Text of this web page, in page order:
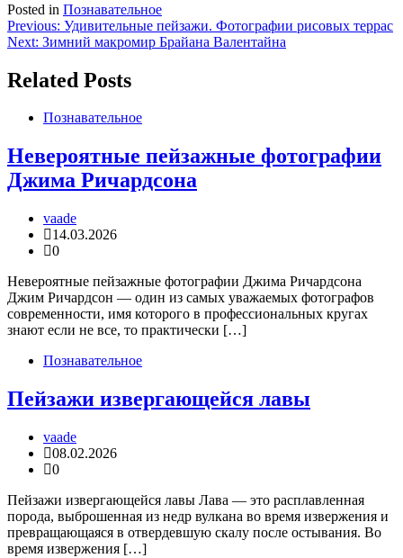
Posted in Познавательное
Навигация
по
записям
Previous: Удивительные пейзажи. Фотографии рисовых террас
Next: Зимний макромир Брайана Валентайна
Related Posts
Познавательное
Невероятные пейзажные фотографии
Джима Ричардсона
vaade
14.03.2026
0
Невероятные пейзажные фотографии Джима Ричардсона
Джим Ричардсон — один из самых уважаемых фотографов
современности, имя которого в профессиональных кругах
знают если не все, то практически […]
Познавательное
Пейзажи извергающейся лавы
vaade
08.02.2026
0
Пейзажи извергающейся лавы Лава — это расплавленная
порода, выброшенная из недр вулкана во время извержения и
превращающаяся в отвердевшую скалу после остывания. Во
время извержения […]